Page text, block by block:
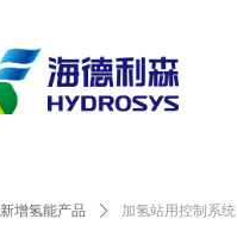
新增氢能产品 ꄲ 加氢站用控制系统